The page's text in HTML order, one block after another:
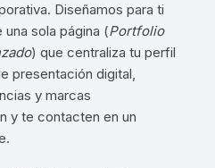
Diseñamos para ti
sola página (Portfolio
) que centraliza tu perfil
presentación digital,
y marcas
y te contacten en un